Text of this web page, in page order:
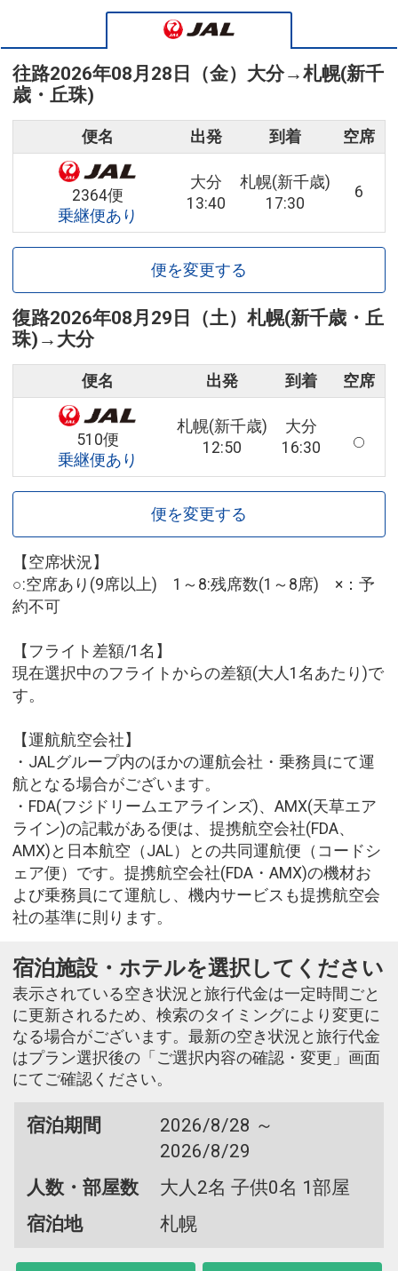
往路2026年08月28日（金） 大分→札幌(新千
歳・丘珠)
便名 出発 到着 空席
2364便
乗継便あり
大分
13:40
札幌(新千歳)
17:30
6
便を変更する
復路2026年08月29日（土） 札幌(新千歳・丘
珠) → 大分
便名 出発 到着 空席
510便
乗継便あり
札幌(新千歳)
12:50
大分
16:30
便を変更する
【空席状況】
○:空席あり(9席以上) 1～8:残席数(1～8席) ×：予
約不可
【フライト差額/1名】
現在選択中のフライトからの差額(大人1名あたり)で
す。
【運航航空会社】
・JALグループ内のほかの運航会社・乗務員にて運
航となる場合がございます。
・FDA(フジドリームエアラインズ)、AMX(天草エア
ライン)の記載がある便は、提携航空会社(FDA、
AMX)と日本航空（JAL）との共同運航便（コードシ
ェア便）です。提携航空会社(FDA・AMX)の機材お
よび乗務員にて運航し、機内サービスも提携航空会
社の基準に則ります。
宿泊施設・ホテルを選択してください
表示されている空き状況と旅行代金は一定時間ごと
に更新されるため、検索のタイミングにより変更に
なる場合がございます。最新の空き状況と旅行代金
はプラン選択後の「ご選択内容の確認・変更」画面
にてご確認ください。
宿泊期間
2026/8/28 ～
2026/8/29
人数・部屋数
大人2名 子供0名 1部屋
宿泊地
札幌